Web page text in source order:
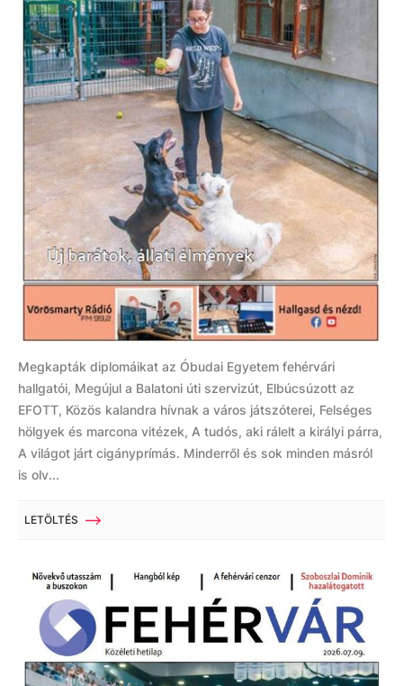
Megkapták diplomáikat az Óbudai Egyetem fehérvári
hallgatói, Megújul a Balatoni úti szervizút, Elbúcsúzott az
EFOTT, Közös kalandra hívnak a város játszóterei, Felséges
hölgyek és marcona vitézek, A tudós, aki rálelt a királyi párra,
A világot járt cigányprímás. Minderről és sok minden másról
is olv...
LETÖLTÉS